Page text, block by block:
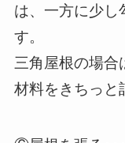
は、一方に少し
す。
三角屋根の場合
材料をきちっと